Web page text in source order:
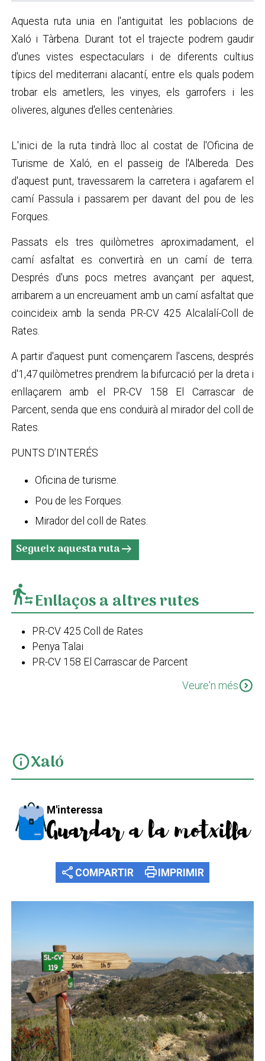
Aquesta ruta unia en l'antiguitat les poblacions de
Xaló i Tàrbena. Durant tot el trajecte podrem gaudir
d'unes vistes espectaculars i de diferents cultius
típics del mediterrani alacantí, entre els quals podem
trobar els ametlers, les vinyes, els garrofers i les
oliveres, algunes d'elles centenàries.
L'inici de la ruta tindrà lloc al costat de l'Oficina de
Turisme de Xaló, en el passeig de l'Albereda. Des
d'aquest punt, travessarem la carretera i agafarem el
camí Passula i passarem per davant del pou de les
Forques.
Passats els tres quilòmetres aproximadament, el
camí asfaltat es convertirà en un camí de terra.
Després d'uns pocs metres avançant per aquest,
arribarem a un encreuament amb un camí asfaltat que
coincideix amb la senda PR-CV 425 Alcalalí-Coll de
Rates.
A partir d'aquest punt començarem l'ascens, després
d'1,47 quilòmetres prendrem la bifurcació per la dreta i
enllaçarem amb el PR-CV 158 El Carrascar de
Parcent, senda que ens conduirà al mirador del coll de
Rates.
PUNTS D’INTERÉS
Oficina de turisme.
Pou de les Forques.
Mirador del coll de Rates.
Segueix aquesta rutaarrow_right_alt
transfer_within_a_stationEnllaços a altres rutes
PR-CV 425 Coll de Rates
Penya Talai
PR-CV 158 El Carrascar de Parcent
GR 330 Costa Blanca interior. Etapa 3. Parcent -
Veure'n mésexpand_circle_down
infoXaló
M'interessa
Guardar a la motxilla
share COMPARTIR printIMPRIMIR